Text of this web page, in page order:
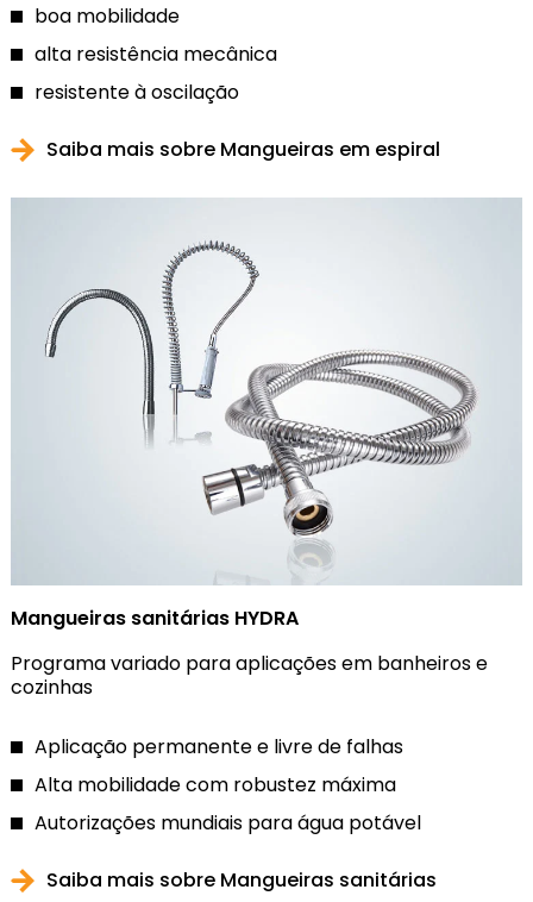
boa mobilidade
alta resistência mecânica
resistente à oscilação
Saiba mais sobre Mangueiras em espiral
Mangueiras sanitárias HYDRA
Programa variado para aplicações em banheiros e
cozinhas
Aplicação permanente e livre de falhas
Alta mobilidade com robustez máxima
Autorizações mundiais para água potável
Saiba mais sobre Mangueiras sanitárias